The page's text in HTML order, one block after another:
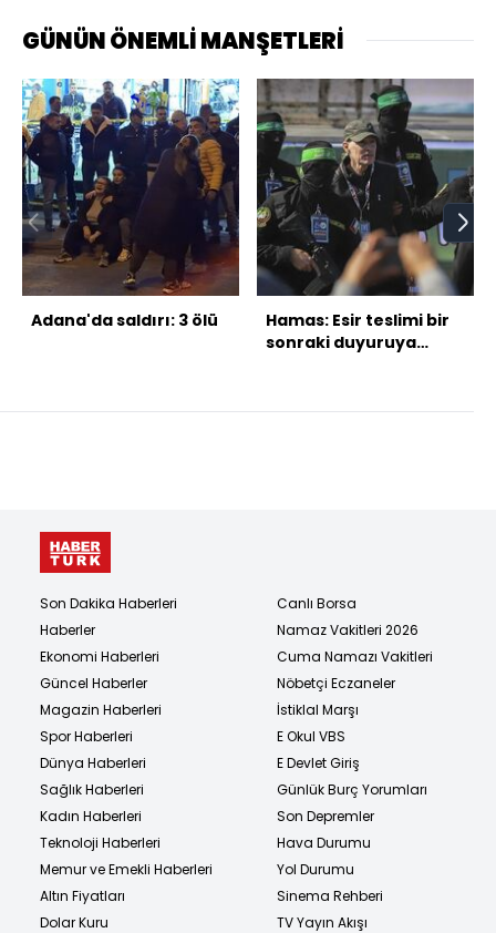
GÜNÜN ÖNEMLİ MANŞETLERİ
Adana'da saldırı: 3 ölü
Hamas: Esir teslimi bir
sonraki duyuruya
Son Dakika Haberleri
Haberler
Ekonomi Haberleri
Güncel Haberler
Magazin Haberleri
Spor Haberleri
Dünya Haberleri
Sağlık Haberleri
Kadın Haberleri
Teknoloji Haberleri
Memur ve Emekli Haberleri
Altın Fiyatları
Dolar Kuru
Canlı Borsa
Namaz Vakitleri 2026
Cuma Namazı Vakitleri
Nöbetçi Eczaneler
İstiklal Marşı
E Okul VBS
E Devlet Giriş
Günlük Burç Yorumları
Son Depremler
Hava Durumu
Yol Durumu
Sinema Rehberi
TV Yayın Akışı